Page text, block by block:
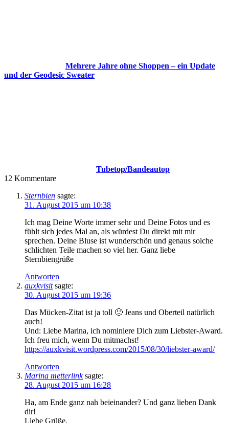
Mehrere Jahre ohne Shoppen – ein Update
und der Geodesic Sweater
Tubetop/Bandeautop
12 Kommentare
Sternbien sagte:
31. August 2015 um 10:38
Ich mag Deine Worte immer sehr und Deine Fotos und es
fühlt sich jedes Mal an, als würdest Du direkt mit mir
sprechen. Deine Bluse ist wunderschön und genaus solche
schlichten Teile machen so viel her. Ganz liebe
Sternbiengrüße
Antworten
auxkvisit sagte:
30. August 2015 um 19:36
Das Mücken-Zitat ist ja toll 🙂 Jeans und Oberteil natürlich
auch!
Und: Liebe Marina, ich nominiere Dich zum Liebster-Award.
Ich freu mich, wenn Du mitmachst!
https://auxkvisit.wordpress.com/2015/08/30/liebster-award/
Antworten
Marina metterlink sagte:
28. August 2015 um 16:28
Ha, am Ende ganz nah beieinander? Und ganz lieben Dank
dir!
Liebe Grüße,